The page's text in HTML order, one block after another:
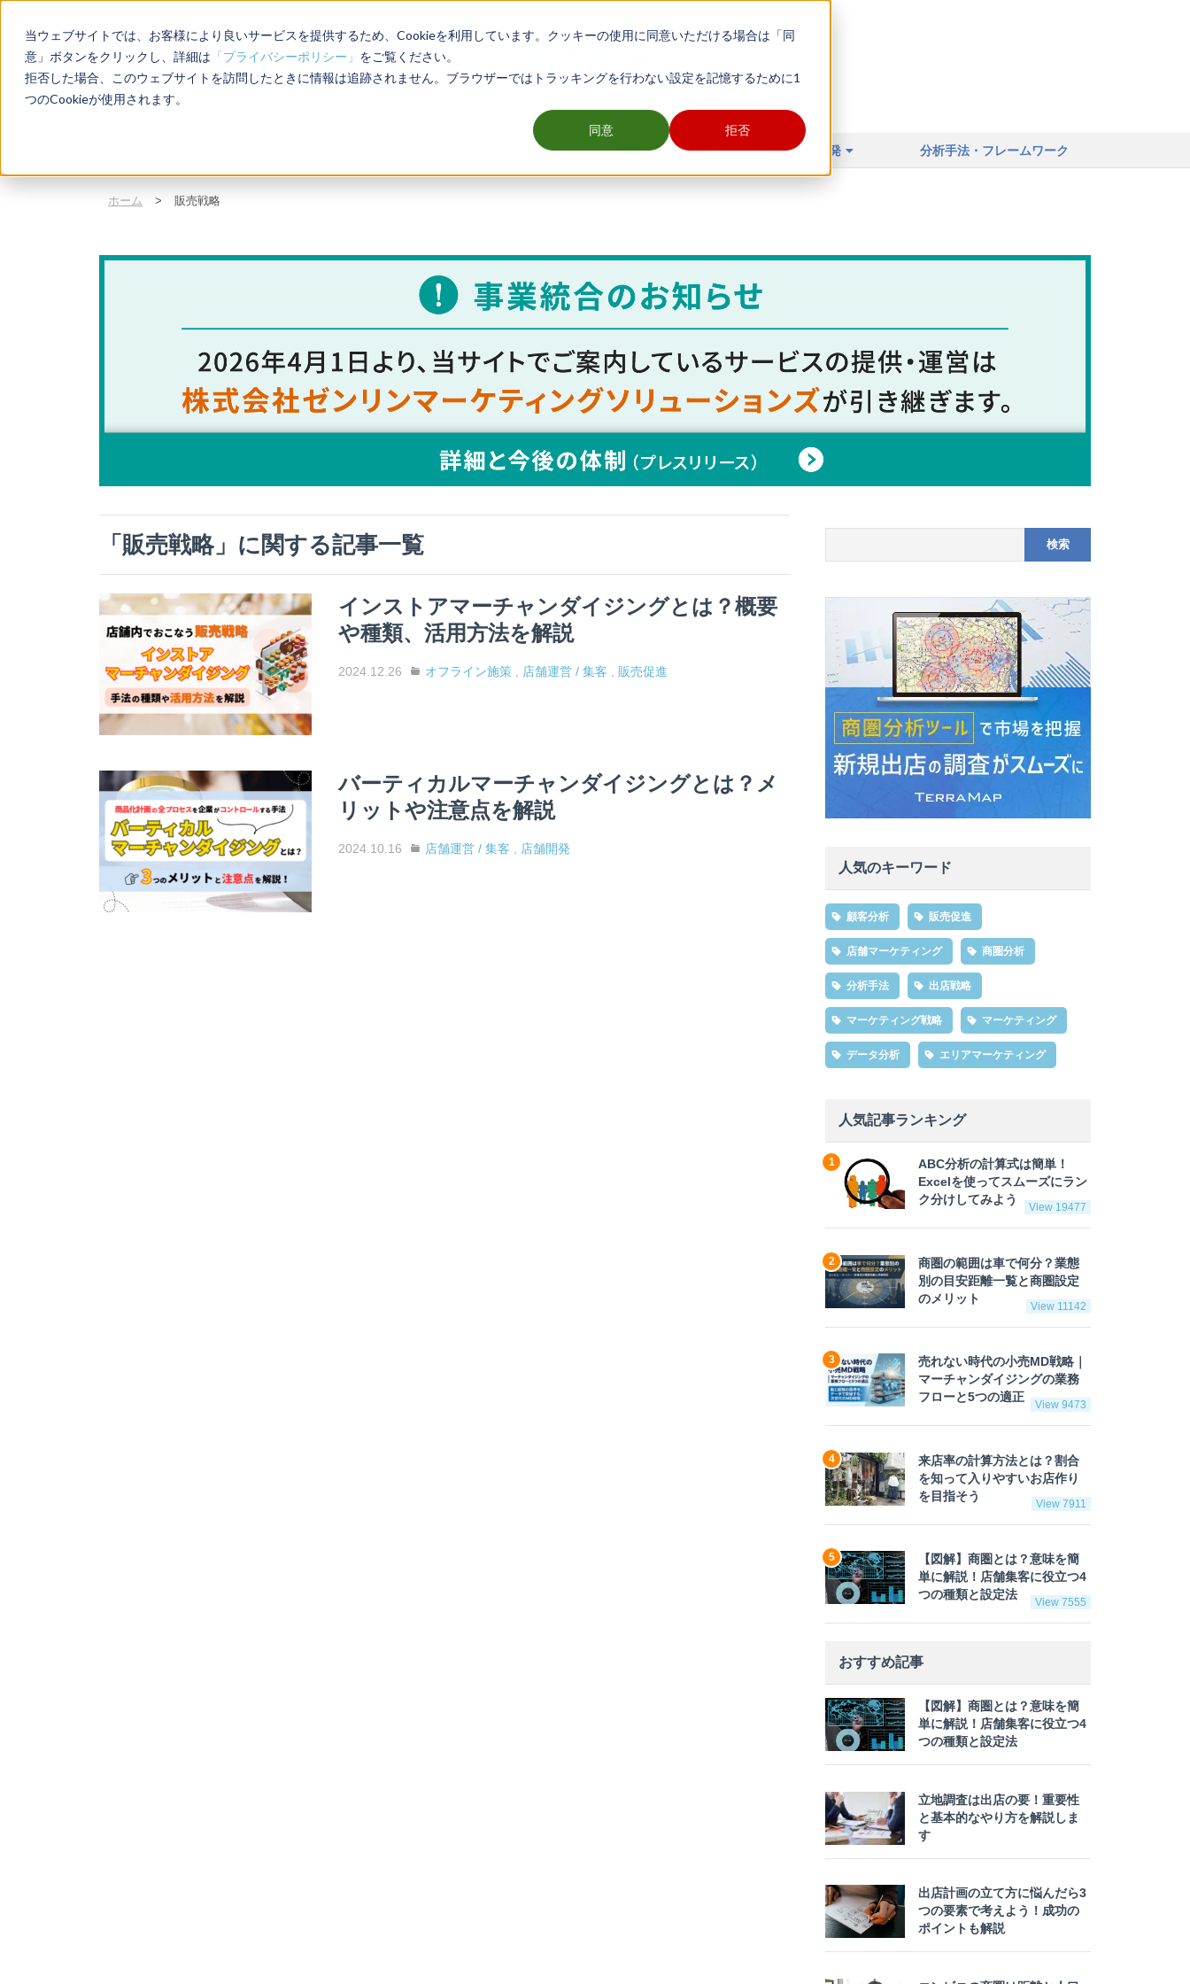
当ウェブサイトでは、お客様により良いサービスを提供するため、Cookieを利用しています。クッキーの使用に同意いただける場合は「同
意」ボタンをクリックし、詳細は 「プライバシーポリシー」 をご覧ください。
拒否した場合、このウェブサイトを訪問したときに情報は追跡されません。ブラウザーではトラッキングを行わない設定を記憶するために1
つのCookieが使用されます。
同意 拒否
顧客・データ分析 店舗開発 分析手法・フレームワーク
ホーム > 販売戦略
「 販売戦略」に関する記事一覧
インストアマーチャンダイジングとは？概要
や種類、活用方法を解説
2024.12.26 オフライン施策 , 店舗運営 / 集客 , 販売促進
バーティカルマーチャンダイジングとは？メ
リットや注意点を解説
2024.10.16 店舗運営 / 集客 , 店舗開発
人気のキーワード
顧客分析 販売促進
店舗マーケティング 商圏分析
分析手法 出店戦略
マーケティング戦略 マーケティング
データ分析 エリアマーケティング
人気記事ランキング
ABC分析の計算式は簡単！
Excelを使ってスムーズにラン
ク分けしてみよう
View 19477
商圏の範囲は車で何分？業態
別の目安距離一覧と商圏設定
のメリット
View 11142
売れない時代の小売MD戦略｜
マーチャンダイジングの業務
フローと5つの適正
View 9473
来店率の計算方法とは？割合
を知って入りやすいお店作り
を目指そう
View 7911
【図解】商圏とは？意味を簡
単に解説！店舗集客に役立つ4
つの種類と設定法
View 7555
おすすめ記事
【図解】商圏とは？意味を簡
単に解説！店舗集客に役立つ4
つの種類と設定法
立地調査は出店の要！重要性
と基本的なやり方を解説しま
す
出店計画の立て方に悩んだら3
つの要素で考えよう！成功の
ポイントも解説